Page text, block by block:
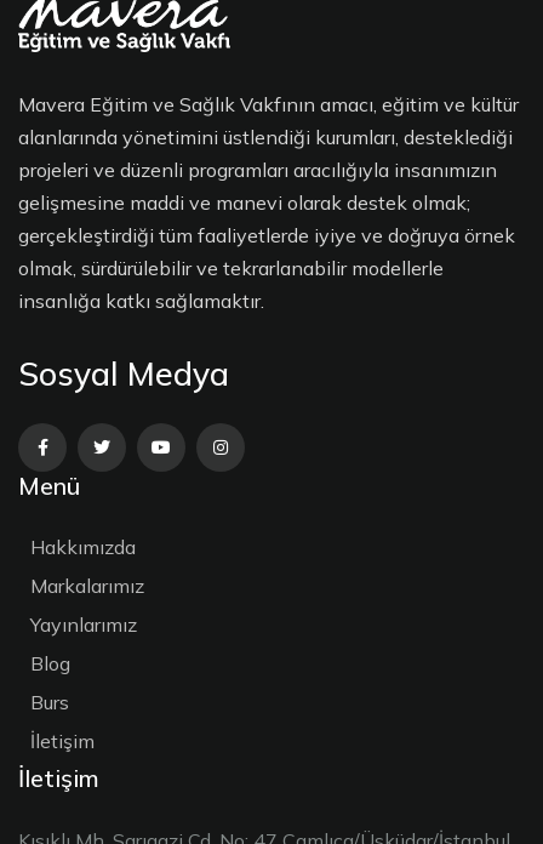
Mavera Eğitim ve Sağlık Vakfının amacı, eğitim ve kültür
alanlarında yönetimini üstlendiği kurumları, desteklediği
projeleri ve düzenli programları aracılığıyla insanımızın
gelişmesine maddi ve manevi olarak destek olmak;
gerçekleştirdiği tüm faaliyetlerde iyiye ve doğruya örnek
olmak, sürdürülebilir ve tekrarlanabilir modellerle
insanlığa katkı sağlamaktır.
Sosyal Medya
Menü
Hakkımızda
Markalarımız
Yayınlarımız
Blog
Burs
İletişim
İletişim